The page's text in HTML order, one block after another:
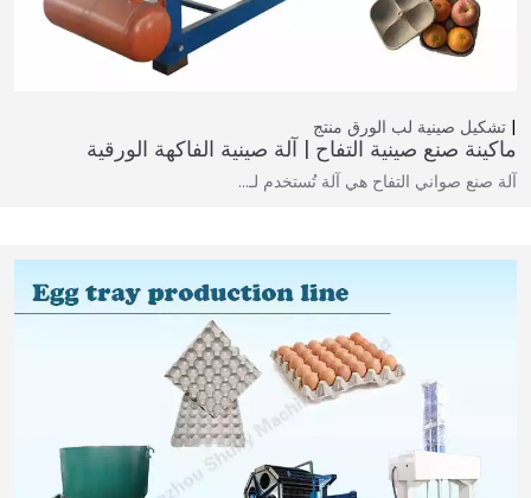
تشكيل صينية لب الورق منتج
ماكينة صنع صينية التفاح | آلة صينية الفاكهة الورقية
آلة صنع صواني التفاح هي آلة تُستخدم لـ…